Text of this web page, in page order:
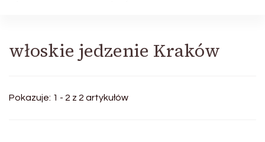
włoskie jedzenie Kraków
Pokazuje: 1 - 2 z 2 artykułów